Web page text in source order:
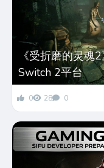
《受折磨的灵魂
Switch 2平台
0 28 0